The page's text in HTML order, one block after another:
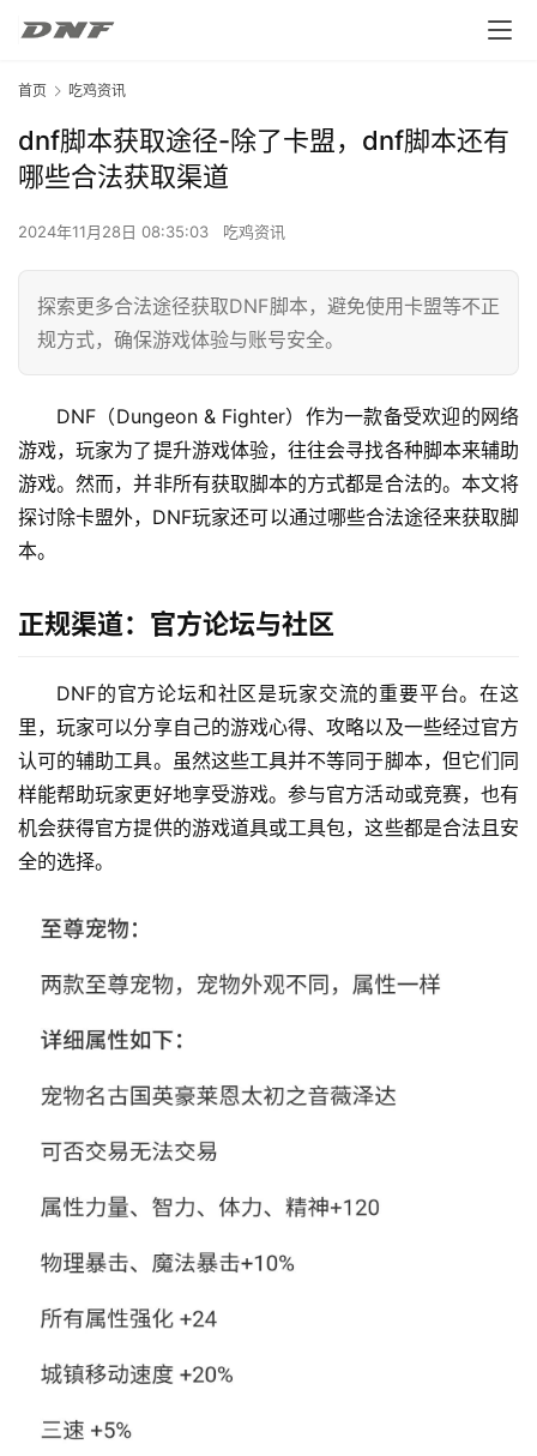
首页 吃鸡资讯
dnf脚本获取途径-除了卡盟，dnf脚本还有
哪些合法获取渠道
2024年11月28日 08:35:03 吃鸡资讯
探索更多合法途径获取DNF脚本，避免使用卡盟等不正
规方式，确保游戏体验与账号安全。
DNF（Dungeon & Fighter）作为一款备受欢迎的网络
游戏，玩家为了提升游戏体验，往往会寻找各种脚本来辅助
游戏。然而，并非所有获取脚本的方式都是合法的。本文将
探讨除卡盟外，DNF玩家还可以通过哪些合法途径来获取脚
本。
正规渠道：官方论坛与社区
DNF的官方论坛和社区是玩家交流的重要平台。在这
里，玩家可以分享自己的游戏心得、攻略以及一些经过官方
认可的辅助工具。虽然这些工具并不等同于脚本，但它们同
样能帮助玩家更好地享受游戏。参与官方活动或竞赛，也有
机会获得官方提供的游戏道具或工具包，这些都是合法且安
全的选择。